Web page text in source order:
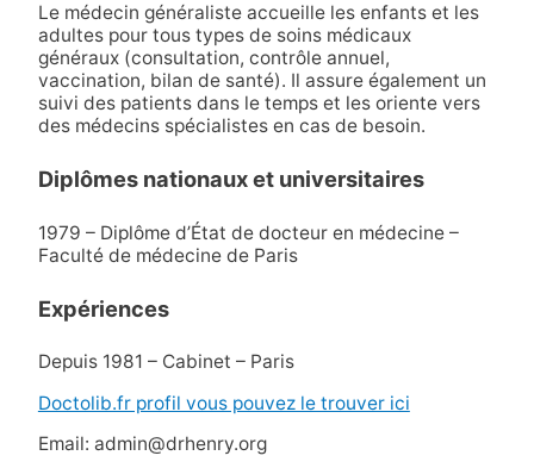
Le médecin généraliste accueille les enfants et les
adultes pour tous types de soins médicaux
généraux (consultation, contrôle annuel,
vaccination, bilan de santé). Il assure également un
suivi des patients dans le temps et les oriente vers
des médecins spécialistes en cas de besoin.
Diplômes nationaux et universitaires
1979 – Diplôme d’État de docteur en médecine –
Faculté de médecine de Paris
Expériences
Depuis 1981 – Cabinet – Paris
Doctolib.fr profil vous pouvez le trouver ici
Email: admin@drhenry.org